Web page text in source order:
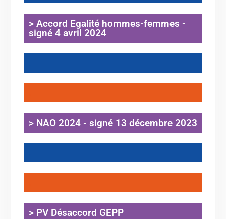
> Accord Egalité hommes-femmes -
signé 4 avril 2024
> NAO 2024 - signé 13 décembre 2023
> PV Désaccord GEPP